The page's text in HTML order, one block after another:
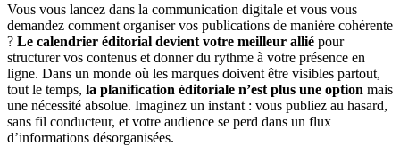
Vous vous lancez dans la communication digitale et vous vous
demandez comment organiser vos publications de manière cohérente
? Le calendrier éditorial devient votre meilleur allié pour
structurer vos contenus et donner du rythme à votre présence en
ligne. Dans un monde où les marques doivent être visibles partout,
tout le temps, la planification éditoriale n’est plus une option mais
une nécessité absolue. Imaginez un instant : vous publiez au hasard,
sans fil conducteur, et votre audience se perd dans un flux
d’informations désorganisées.